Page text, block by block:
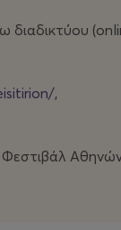
διαδικτύου
,
Φεστιβάλ